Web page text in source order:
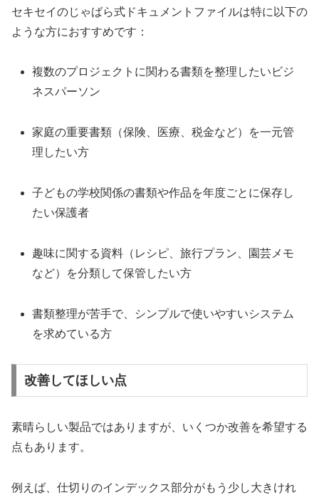
セキセイのじゃばら式ドキュメントファイルは特に以下の
ような方におすすめです：
複数のプロジェクトに関わる書類を整理したいビジ
ネスパーソン
家庭の重要書類（保険、医療、税金など）を一元管
理したい方
子どもの学校関係の書類や作品を年度ごとに保存し
たい保護者
趣味に関する資料（レシピ、旅行プラン、園芸メモ
など）を分類して保管したい方
書類整理が苦手で、シンプルで使いやすいシステム
を求めている方
改善してほしい点
素晴らしい製品ではありますが、いくつか改善を希望する
点もあります。
例えば、仕切りのインデックス部分がもう少し大きけれ